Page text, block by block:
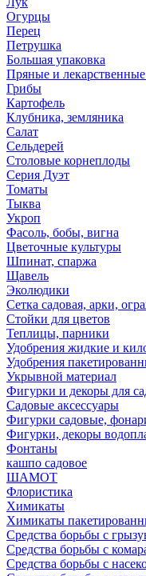
Огурцы
Перец
Петрушка
Большая упаковка
Пряные и лекарственные
Грибы
Картофель
Клубника, земляника
Салат
Сельдерей
Столовые корнеплоды
Серия Дуэт
Томаты
Тыква
Укроп
Фасоль, бобы, вигна
Цветочные культуры
Шпинат, спаржа
Щавель
Эколюдики
Сетка садовая, арки,
Стойки для цветов
Теплицы, парники
Удобрения жидкие и
Удобрения
Укрывной материал
Фигурки и декоры для
Садовые аксессуары
Фигурки садовые,
Фигурки, декоры
Фонтаны
кашпо садовое
ШАМОТ
Флористика
Химикаты
Химикаты
Средства борьбы с
Средства борьбы с
Средства борьбы с